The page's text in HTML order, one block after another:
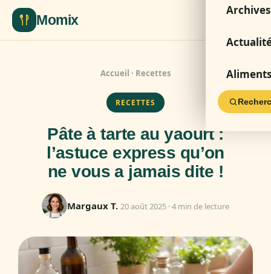
Momix
Archives
Aliments
Accueil · Recettes
RECETTES
Pâte à tarte au yaourt :
l’astuce express qu’on
ne vous a jamais dite !
Margaux T. 20 août 2025 · 4 min de lecture